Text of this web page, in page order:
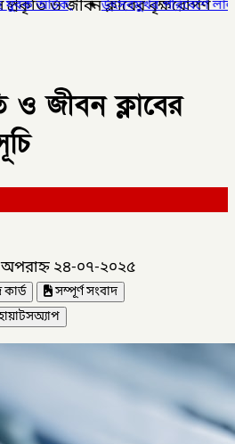
লালমনিরহাট জেলা দলিল লেখক
প্রকৃতি ও জীবন ক্লাবের বৃক্ষরোপণ
ও জীবন ক্লাবের
২৪-০৭-২০২৫
সম্পূর্ণ সংবাদ